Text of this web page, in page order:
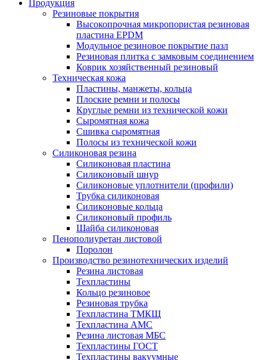
Продукция
Резиновые покрытия
Высокопрочная микропористая резиновая
пластина EPDM
Модульное резиновое покрытие пазл
Резиновая плитка с замковым соединением
Коврик хозяйственный резиновый
Техническая кожа
Пластины, манжеты, кольца
Плоские ремни и полосы
Круглые ремни из технической кожи
Cыромятная кожа
Сшивка сыромятная
Полосы из технической кожи
Силиконовая резина
Силиконовая пластина
Силиконовый шнур
Силиконовые уплотнители (профили)
Трубка силиконовая
Силиконовые кольца
Силиконовый профиль
Шайба силиконовая
Пенополиуретан листовой
Поролон
Производство резинотехнических изделий
Резина листовая
Техпластины
Кольцо резиновое
Резиновая трубка
Техпластина ТМКЩ
Техпластина АМС
Резина листовая МБС
Техпластины ГОСТ
Техпластины вакуумные